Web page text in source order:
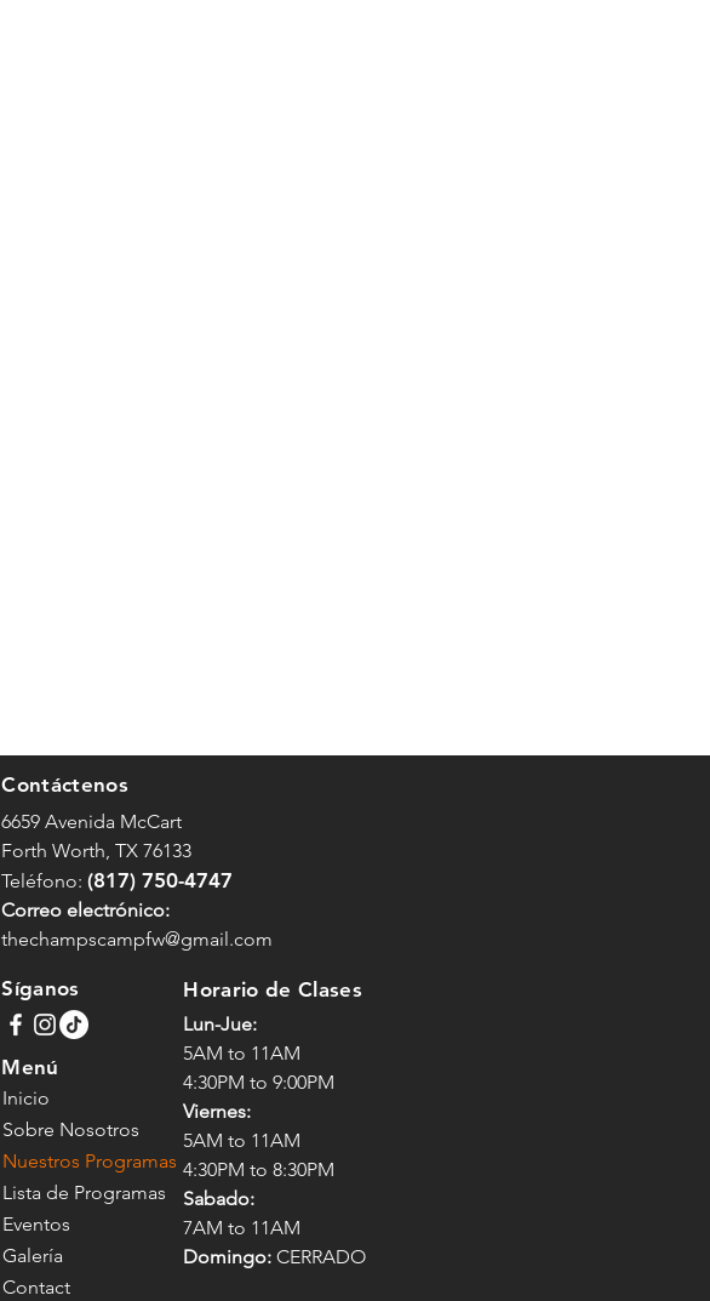
Contáctenos
6659 Avenida McCart
Forth Worth, TX 76133
Teléfono: (817) 750-4747
Correo electrónico:
thechampscampfw@gmail.com
Síganos
Menú
Inicio
Sobre Nosotros
Nuestros Programas
Lista de Programas
Eventos
Galería
Contact
Horario de Clases
Lun-Jue:
5AM to 11AM
4:30PM to 9:00PM
Viernes:
5AM to 11AM
4:30PM to 8:30PM
Sabado:
7AM to 11AM
Domingo:CERRADO